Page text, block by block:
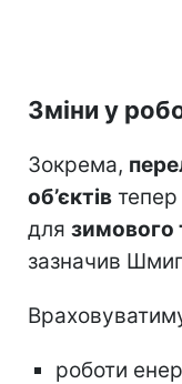
Зміни у
Зокрема,
об’єктів
для зимового
зазначив
роботи